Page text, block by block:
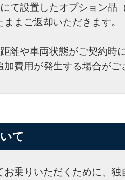
て設置したオプション品
まご返却いただきます。
離や車両状態がご契約時
加費用が発生する場合がご
て
お乗りいただくために、